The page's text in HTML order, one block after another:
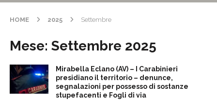
HOME 2025 Settembre
Mese: Settembre 2025
Mirabella Eclano (AV) – I Carabinieri
presidiano il territorio – denunce,
segnalazioni per possesso di sostanze
stupefacenti e Fogli di via